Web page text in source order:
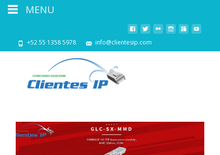
+52 55 1358 5978 info@clientesip.com
MENU